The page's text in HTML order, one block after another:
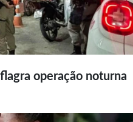
operação noturna